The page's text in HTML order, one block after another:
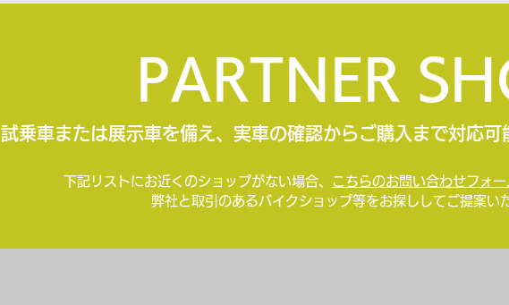
PARTNER
試乗車または展示車を備え、実車の確認からご購入まで対応可
下記リストにお近くのショップがない場合、 こちらのお問い合わせフォー
弊社と取引のあるバイクショップ等をお探ししてご提案い